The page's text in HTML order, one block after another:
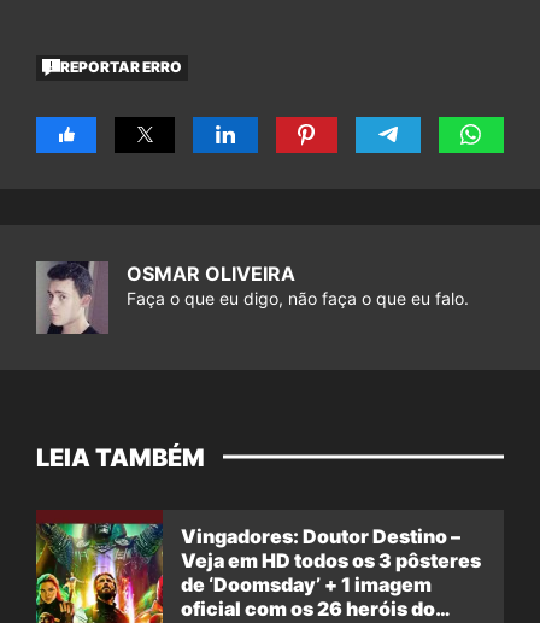
REPORTAR ERRO
OSMAR OLIVEIRA
Faça o que eu digo, não faça o que eu falo.
LEIA TAMBÉM
Vingadores: Doutor Destino –
Veja em HD todos os 3 pôsteres
de ‘Doomsday’ + 1 imagem
oficial com os 26 heróis do